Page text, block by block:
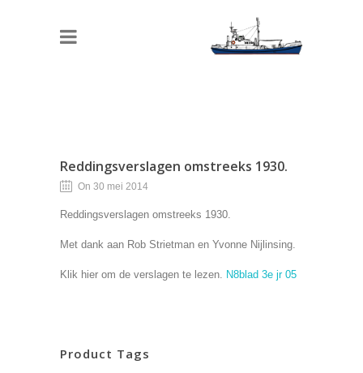
Reddingsverslagen omstreeks 1930.
On 30 mei 2014
Reddingsverslagen omstreeks 1930.
Met dank aan Rob Strietman en Yvonne Nijlinsing.
Klik hier om de verslagen te lezen. N8blad 3e jr 05
Product Tags